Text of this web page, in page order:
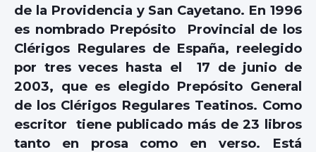
de la Providencia y San Cayetano. En 1996
es nombrado Prepósito Provincial de los
Clérigos Regulares de España, reelegido
por tres veces hasta el 17 de junio de
2003, que es elegido Prepósito General
de los Clérigos Regulares Teatinos. Como
escritor tiene publicado más de 23 libros
tanto en prosa como en verso. Está